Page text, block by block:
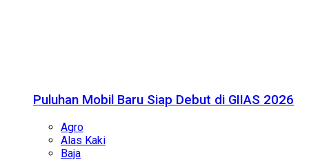
Puluhan Mobil Baru Siap Debut di GIIAS 2026
Agro
Alas Kaki
Baja